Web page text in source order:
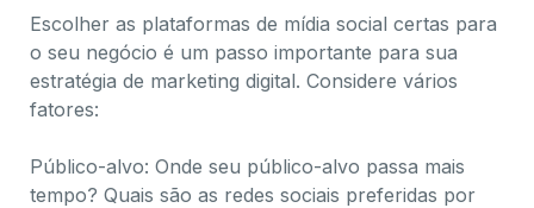
Escolher as plataformas de mídia social certas para
o seu negócio é um passo importante para sua
estratégia de marketing digital. Considere vários
fatores:
Público-alvo: Onde seu público-alvo passa mais
tempo? Quais são as redes sociais preferidas por